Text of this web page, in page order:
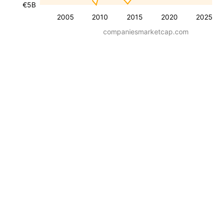
2005 2010 2015 2020 2025
€5B
companiesmarketcap.com